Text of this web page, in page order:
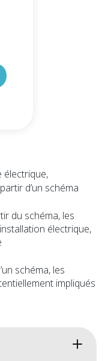
électrique,
d’un schéma
du schéma, les
électrique,
schéma, les
impliqués